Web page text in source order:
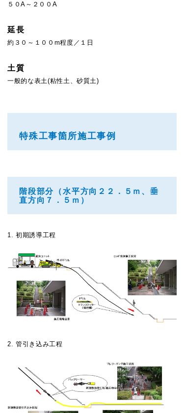
５０A～２００A
延長
約３０～１００m程度／１日
土質
一般的な表土(粘性土、砂質土)
特殊工事箇所施工事例
階段部分（水平方向２２．５ｍ、垂
直方向７．５ｍ）
1. 初期誘導工程
2. 管引き込み工程